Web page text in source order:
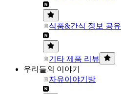
식품&간식 정보 공유
기타 제품 리뷰
우리들의 이야기
자유이야기방